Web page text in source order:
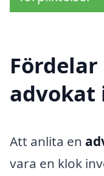
advokat
Att anlita en
vara en klok